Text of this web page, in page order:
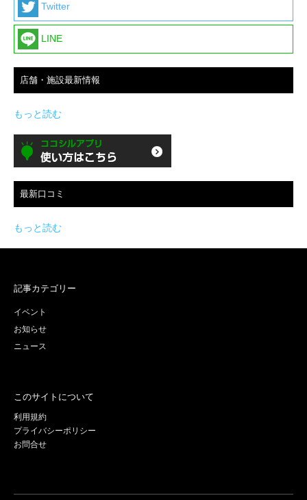
Twitter
LINE
店舗・施設最新情報
もっと読む
最新口コミ
もっと読む
記事カテゴリー
イベント
お知らせ
ニュース
このサイトについて
利用規約
プライバシーポリシー
お問合せ